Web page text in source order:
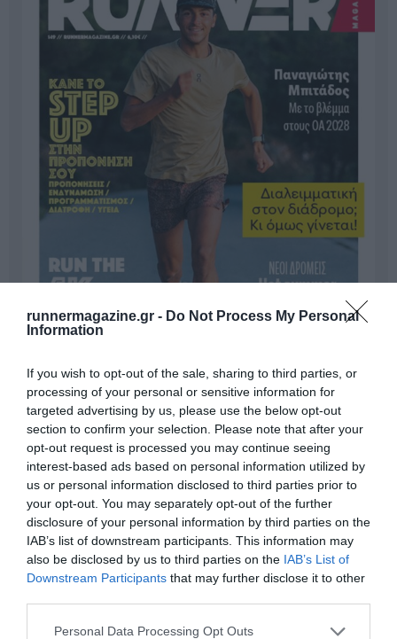
runnermagazine.gr - Do Not Process My Personal
Information
If you wish to opt-out of the sale, sharing to third parties, or
processing of your personal or sensitive information for
targeted advertising by us, please use the below opt-out
section to confirm your selection. Please note that after your
opt-out request is processed you may continue seeing
interest-based ads based on personal information utilized by
us or personal information disclosed to third parties prior to
your opt-out. You may separately opt-out of the further
disclosure of your personal information by third parties on the
IAB’s list of downstream participants. This information may
also be disclosed by us to third parties on the IAB’s List of
Downstream Participants that may further disclose it to other
Personal Data Processing Opt Outs
Γίνε Συνδρομητής
Βρες το RUNNER!
Όλα τα Τεύχη